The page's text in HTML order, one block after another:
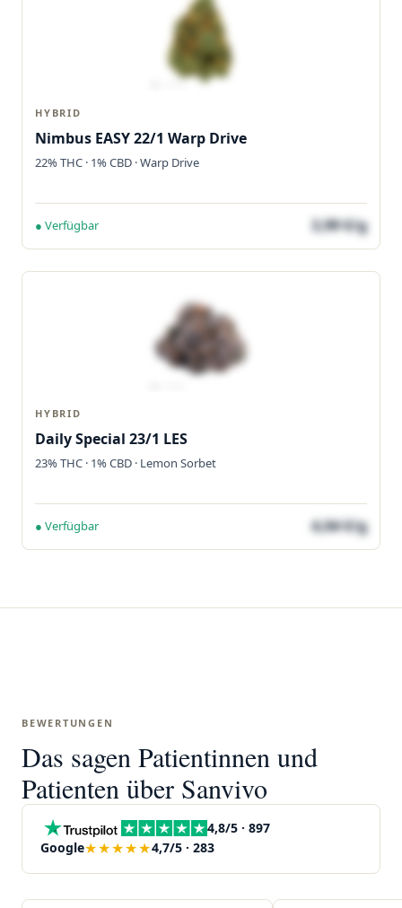
HYBRID
Nimbus EASY 22/1 Warp Drive
22% THC · 1% CBD · Warp Drive
● Verfügbar 3,99 €/g
HYBRID
Daily Special 23/1 LES
23% THC · 1% CBD · Lemon Sorbet
● Verfügbar 4,04 €/g
BEWERTUNGEN
Das sagen Patientinnen und
Patienten über Sanvivo
4,8/5 · 897
Google★★★★★4,7/5 · 283